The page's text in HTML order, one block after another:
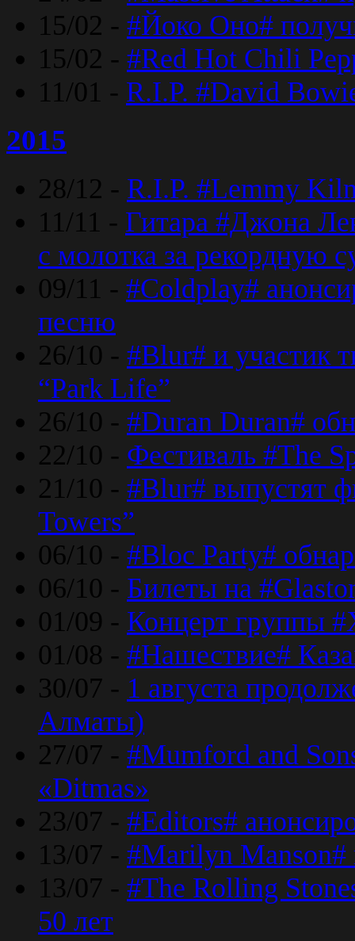
15/02 - #Йоко Оно#
15/02 - #Red Hot Chili
11/01 - R.I.P. #David
2015
28/12 - R.I.P. #Lemmy
11/11 - Гитара #Джона
с молотка за рекордную
09/11 - #Coldplay#
песню
26/10 - #Blur# и участик
“Park Life”
26/10 - #Duran Duran#
22/10 - Фестиваль #The
21/10 - #Blur# выпустят
Towers”
06/10 - #Bloc Party#
06/10 - Билеты на
01/09 - Концерт группы
01/08 - #Нашествие#
30/07 - 1 августа
Алматы)
27/07 - #Mumford and
«Ditmas»
23/07 - #Editors#
13/07 - #Marilyn Manson#
13/07 - #The Rolling
50 лет